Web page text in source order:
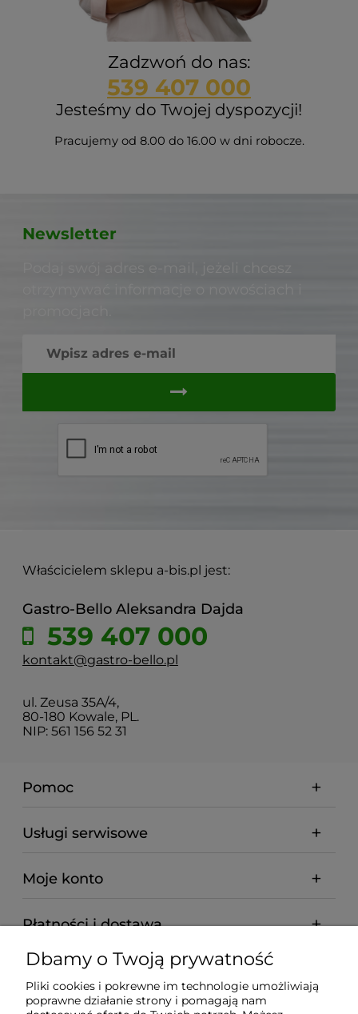
Zadzwoń do nas:
539 407 000
Jesteśmy do Twojej dyspozycji!
Pracujemy od 8.00 do 16.00 w dni robocze.
Newsletter
Właścicielem sklepu a-bis.pl jest:
Gastro-Bello Aleksandra Dajda
539 407 000
kontakt@gastro-bello.pl
ul. Zeusa 35A/4,
80-180 Kowale, PL.
NIP: 561 156 52 31
Pomoc
Usługi serwisowe
Moje konto
Płatności i dostawa
Informacje
Dbamy o Twoją prywatność
Pliki cookies i pokrewne im technologie umożliwiają
poprawne działanie strony i pomagają nam